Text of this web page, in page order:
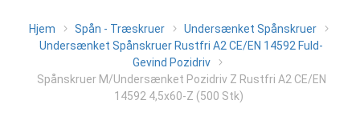
Hjem Spån - Træskruer
Undersænket Spånskruer
Undersænket Spånskruer Rustfri A2 CE/EN 14592 Fuld-
Gevind Pozidriv
Spånskruer M/Undersænket Pozidriv Z Rustfri A2 CE/EN
14592 4,5x60-Z (500 Stk)